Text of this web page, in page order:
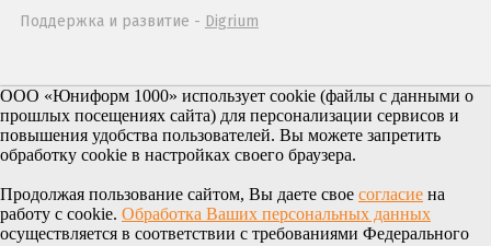
Поддержка и развитие - Digrium
ООО «Юниформ 1000» использует cookie (файлы с данными о
прошлых посещениях сайта) для персонализации сервисов и
повышения удобства пользователей. Вы можете запретить
обработку cookie в настройках своего браузера.
Продолжая пользование сайтом, Вы даете свое согласие на
работу с cookie. Обработка Ваших персональных данных
осуществляется в соответствии с требованиями Федерального